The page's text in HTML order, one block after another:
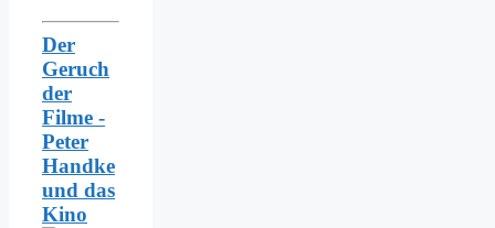
Der
Geruch
der
Filme -
Peter
Handke
und das
Kino